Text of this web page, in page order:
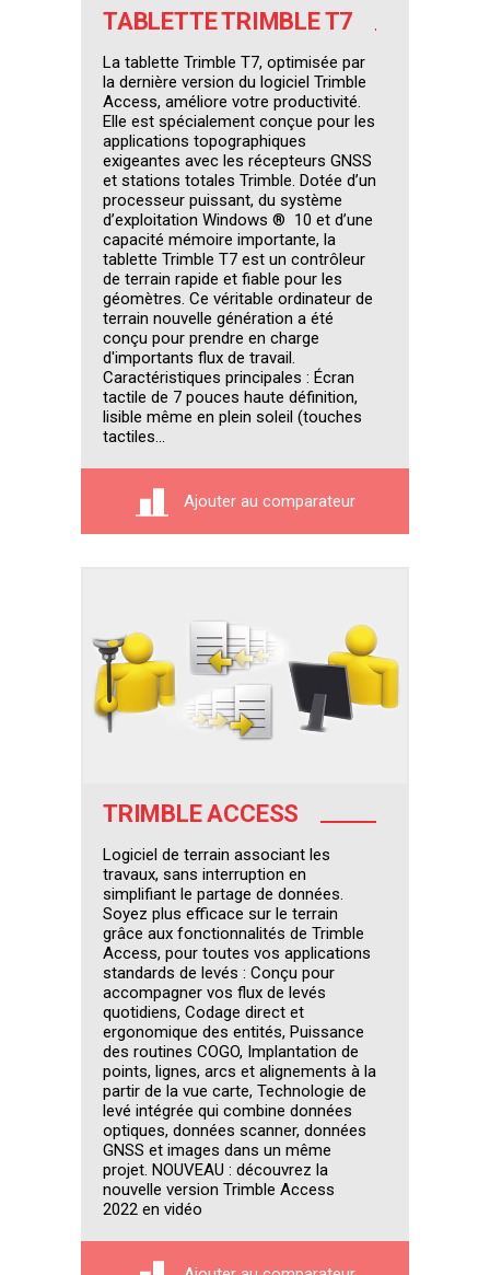
TABLETTE TRIMBLE T7
La tablette Trimble T7, optimisée par
la dernière version du logiciel Trimble
Access, améliore votre productivité.
Elle est spécialement conçue pour les
applications topographiques
exigeantes avec les récepteurs GNSS
et stations totales Trimble. Dotée d’un
processeur puissant, du système
d’exploitation Windows ® 10 et d’une
capacité mémoire importante, la
tablette Trimble T7 est un contrôleur
de terrain rapide et fiable pour les
géomètres. Ce véritable ordinateur de
terrain nouvelle génération a été
conçu pour prendre en charge
d'importants flux de travail.
Caractéristiques principales : Écran
tactile de 7 pouces haute définition,
lisible même en plein soleil (touches
tactiles...
Ajouter au comparateur
TRIMBLE ACCESS
Logiciel de terrain associant les
travaux, sans interruption en
simplifiant le partage de données.
Soyez plus efficace sur le terrain
grâce aux fonctionnalités de Trimble
Access, pour toutes vos applications
standards de levés : Conçu pour
accompagner vos flux de levés
quotidiens, Codage direct et
ergonomique des entités, Puissance
des routines COGO, Implantation de
points, lignes, arcs et alignements à la
partir de la vue carte, Technologie de
levé intégrée qui combine données
optiques, données scanner, données
GNSS et images dans un même
projet. NOUVEAU : découvrez la
nouvelle version Trimble Access
2022 en vidéo